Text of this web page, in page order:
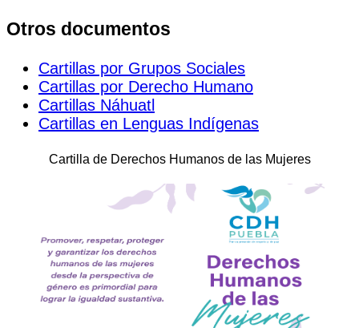
Otros documentos
Cartillas por Grupos Sociales
Cartillas por Derecho Humano
Cartillas Náhuatl
Cartillas en Lenguas Indígenas
Cartilla de Derechos Humanos de las Mujeres